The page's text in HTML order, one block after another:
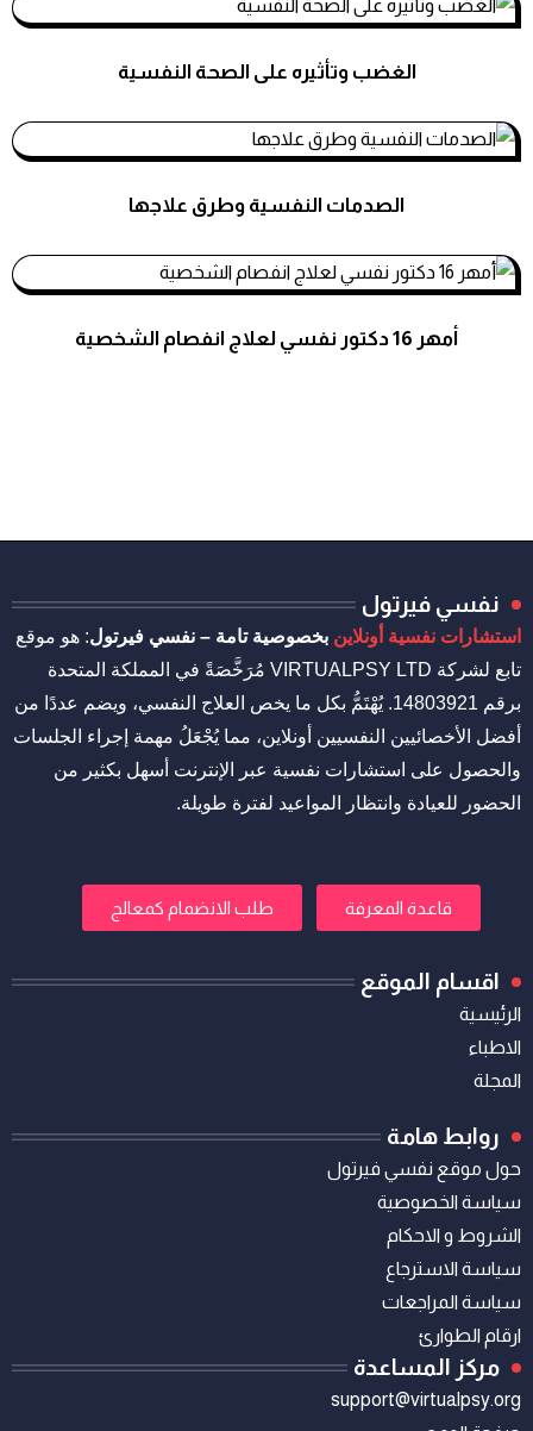
استشارات نفسية
استشارات نفسية
الغضب وتأثيره على الصحة النفسية
استشارات نفسية
الصدمات النفسية وطرق علاجها
أمهر 16 دكتور نفسي لعلاج انفصام الشخصية
نفسي فيرتول
استشارات نفسية أونلاين بخصوصية تامة – نفسي فيرتول: هو موقع
تابع لشركة VIRTUALPSY LTD مُرَخَّصَةً في المملكة المتحدة
برقم 14803921. يُهْتَمُّ بكل ما يخص العلاج النفسي، ويضم عددًا من
أفضل الأخصائيين النفسيين أونلاين، مما يُجْعَلُ مهمة إجراء الجلسات
والحصول على استشارات نفسية عبر الإنترنت أسهل بكثير من
الحضور للعيادة وانتظار المواعيد لفترة طويلة.
قاعدة المعرفة طلب الانضمام كمعالج
اقسام الموقع
الرئيسية
الاطباء
المجلة
روابط هامة
حول موقع نفسي فيرتول
سياسة الخصوصية
الشروط و الاحكام
سياسة الاسترجاع
سياسة المراجعات
ارقام الطوارئ
مركز المساعدة
support@virtualpsy.org